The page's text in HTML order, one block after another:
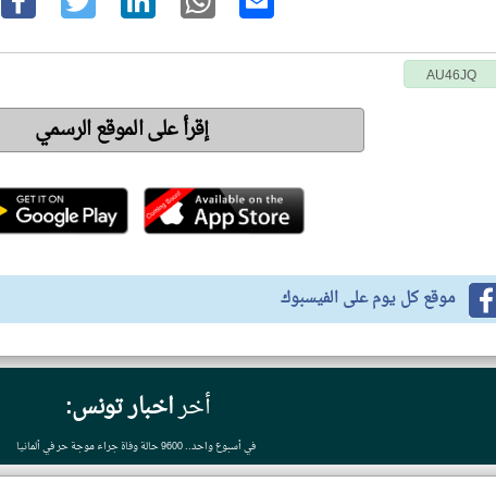
AU46JQ
إقرأ على الموقع الرسمي
موقع كل يوم على الفيسبوك
أخراخبار تونس:
في أسبوع واحد.. 9600 حالة وفاة جراء موجة حر في ألمانيا